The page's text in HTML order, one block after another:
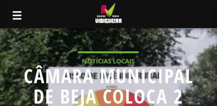
NOTÍCIAS LOCAIS
CÂMARA MUNICIPAL
DE BEJA COLOCA 2